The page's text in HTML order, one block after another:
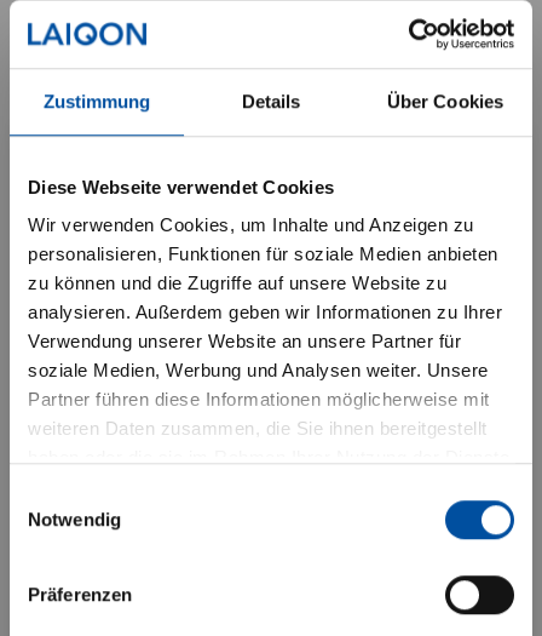
Zustimmung Details Über Cookies
Diese Webseite verwendet Cookies
Wir verwenden Cookies, um Inhalte und Anzeigen zu
personalisieren, Funktionen für soziale Medien anbieten
zu können und die Zugriffe auf unsere Website zu
analysieren. Außerdem geben wir Informationen zu Ihrer
Verwendung unserer Website an unsere Partner für
soziale Medien, Werbung und Analysen weiter. Unsere
Partner führen diese Informationen möglicherweise mit
weiteren Daten zusammen, die Sie ihnen bereitgestellt
Notwendig
Präferenzen
Chancen
durch den LAIC ADVISOR®
Attraktive überdurchschnittliche
Renditechancen am Aktienmarkt
Risikostreuung: Durch die breite
Investition in Wertpapiere wird das
Einzelinvestment reduziert
Ich habe verstanden, dass die
nachfolgenden Informationen nur
Privatanleger betreffen. Die
Datenschutzerklärung habe ich zur
Kenntnis genommen.
vorstehenden Hinweise gelesen und
Bedingungen einverstanden erkläre.